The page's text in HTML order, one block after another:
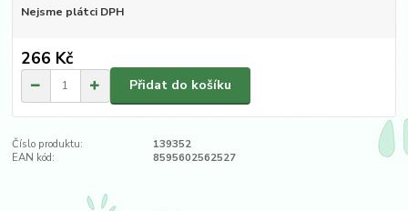
Nejsme plátci DPH
266 Kč
Přidat do košíku
Číslo produktu:
139352
EAN kód:
8595602562527